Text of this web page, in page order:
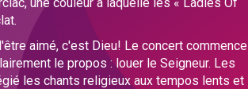
aimé, c'est Dieu! Le concert commence
le propos : louer le Seigneur. Les
les chants religieux aux tempos lents et